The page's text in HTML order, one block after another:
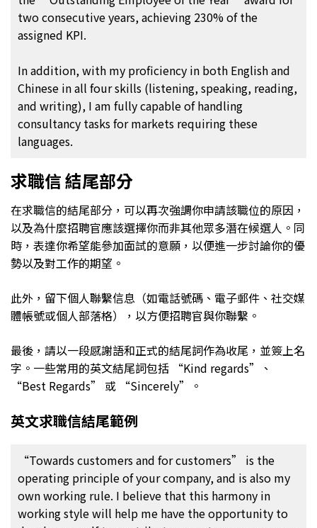
two consecutive years, achieving 230% of the
assigned KPI.
In addition, with my proficiency in both English and
Chinese in all four skills (listening, speaking, reading,
and writing), I am fully capable of handling
consultancy tasks for markets requiring these
languages.
求職信 結尾部分
在求職信的結尾部分，可以再次強調你申請該職位的原因，
以及為什麼招聘官應該選擇你而非其他眾多潛在候選人。同
時，表達你希望能參加面試的意願，以便進一步討論你的優
勢以及對工作的期望。
此外，留下個人聯繫信息（如電話號碼、電子郵件、社交媒
體帳號或個人部落格），以方便招聘官與你聯繫。
最後，請以一段感謝語和正式的結尾詞作為收尾，並簽上名
字。一些常用的英文結尾詞包括 “Kind regards”、
“Best Regards” 或 “Sincerely”。
英文求職信結尾範例
“Towards customers and for customers” is the
operating principle of your company, and is also my
own working rule. I believe that this harmony in
working style will help me have the opportunity to